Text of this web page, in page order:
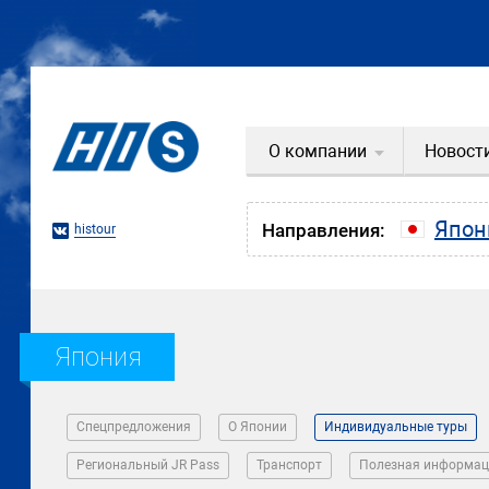
О компании
histour Направления:
Япония
Спецпредложения О Японии Индивидуальные туры
Региональный JR Pass Транспорт Полезная